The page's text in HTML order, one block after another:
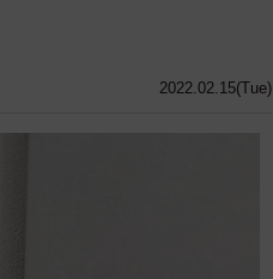
2022.02.15(Tue)